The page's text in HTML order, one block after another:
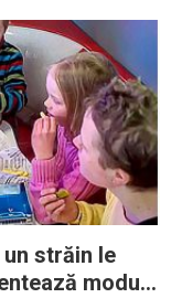
străin le
modul